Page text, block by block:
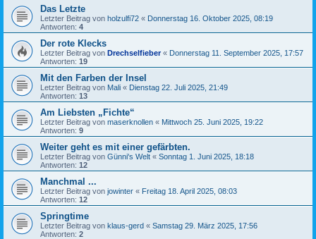
Das Letzte
Letzter Beitrag von holzulfi72 « Donnerstag 16. Oktober 2025, 08:19
Antworten: 4
Der rote Klecks
Letzter Beitrag von Drechselfieber« Donnerstag 11. September 2025, 17:57
Antworten: 19
Mit den Farben der Insel
Letzter Beitrag von Mali « Dienstag 22. Juli 2025, 21:49
Antworten: 13
Am Liebsten „Fichte“
Letzter Beitrag von maserknollen « Mittwoch 25. Juni 2025, 19:22
Antworten: 9
Weiter geht es mit einer gefärbten.
Letzter Beitrag von Günni's Welt « Sonntag 1. Juni 2025, 18:18
Antworten: 12
Manchmal ...
Letzter Beitrag von jowinter « Freitag 18. April 2025, 08:03
Antworten: 12
Springtime
Letzter Beitrag von klaus-gerd « Samstag 29. März 2025, 17:56
Antworten: 2